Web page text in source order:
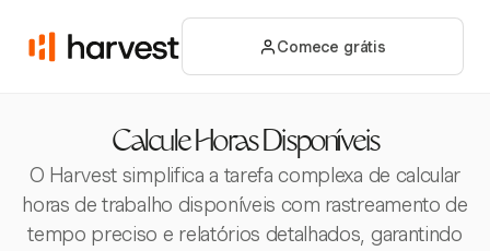
Comece grátis
Calcule Horas Disponíveis
O Harvest simplifica a tarefa complexa de calcular
horas de trabalho disponíveis com rastreamento de
tempo preciso e relatórios detalhados, garantindo